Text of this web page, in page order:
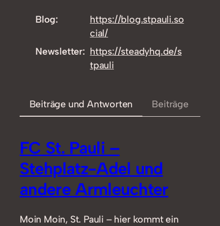
Blog https://blog.stpauli.so
cial/
Newsletter
https://steadyhq.de/s
tpauli
Beiträge und Antworten Beiträge
FC St. Pauli –
Stehplatz-Adel und
andere Armleuchter
Moin Moin, St. Pauli – hier kommt ein